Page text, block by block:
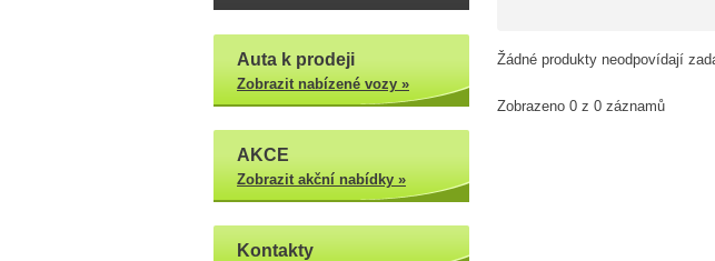
Auta k prodeji
Zobrazit nabízené vozy »
AKCE
Zobrazit akční nabídky »
Kontakty
Žádné produkty neodpovídají
Zobrazeno 0 z 0 záznamů